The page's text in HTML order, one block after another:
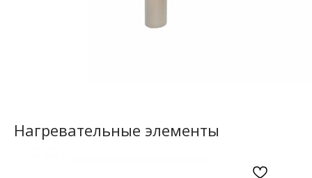
Нагревательные элементы